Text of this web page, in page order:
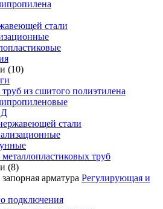
стали
(10)
из сшитого полиэтилена
стали
труб
(8)
Регулирующая и
подключения